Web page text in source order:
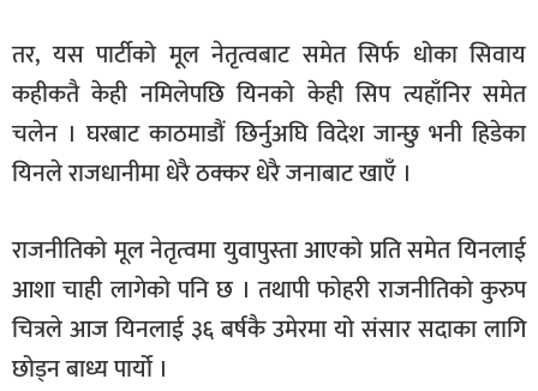
तर, यस पार्टीको मूल नेतृत्वबाट समेत सिर्फ धोका सिवाय
कहीकतै केही नमिलेपछि यिनको केही सिप त्यहाँनिर समेत
चलेन । घरबाट काठमाडौं छिर्नुअघि विदेश जान्छु भनी हिडेका
यिनले राजधानीमा धेरै ठक्कर धेरै जनाबाट खाएँ ।
राजनीतिको मूल नेतृत्वमा युवापुस्ता आएको प्रति समेत यिनलाई
आशा चाही लागेको पनि छ । तथापी फोहरी राजनीतिको कुरुप
चित्रले आज यिनलाई ३६ बर्षकै उमेरमा यो संसार सदाका लागि
छोड्न बाध्य पार्यो ।